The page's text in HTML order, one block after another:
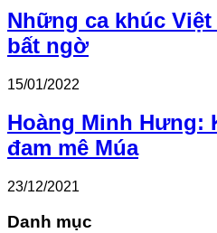
Những ca khúc
bất ngờ
15/01/2022
Hoàng Minh Hưng:
đam mê Múa
23/12/2021
Danh mục